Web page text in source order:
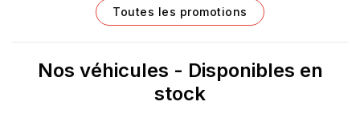
Toutes les promotions
Nos véhicules - Disponibles en
stock